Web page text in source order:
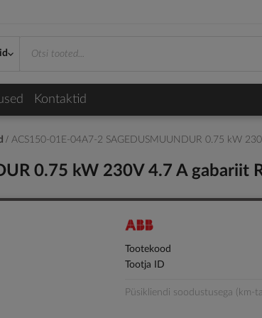
Kontaktid
ACS150-01E-04A7-2 SAGEDUSMUUNDUR 0.75 kW
0.75 kW 230V 4.7 A gabariit
Tootekood
Tootja ID
Püsikliendi soodustusega (km-